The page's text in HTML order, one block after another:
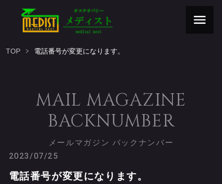
TOP 電話番号が変更になります。
MAIL MAGAZINE
BACKNUMBER
メールマガジン バックナンバー
2023/07/25
電話番号が変更になります。